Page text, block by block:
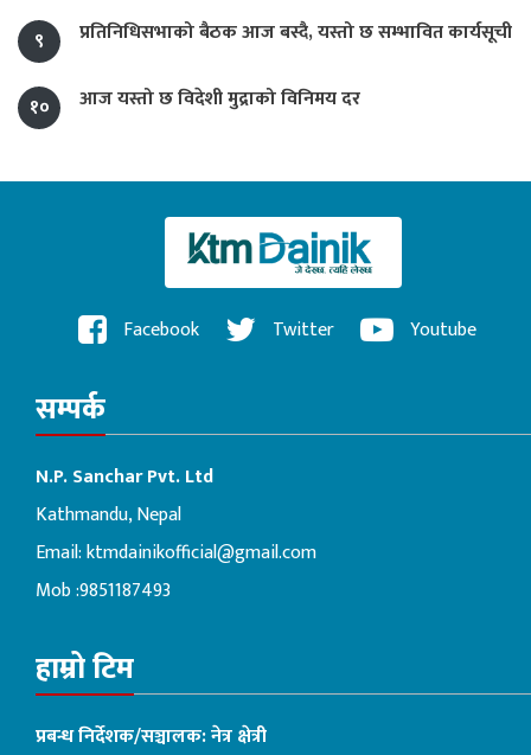
९
प्रतिनिधिसभाको बैठक आज बस्दै, यस्तो छ सम्भावित कार्यसूची
१० आज यस्तो छ विदेशी मुद्राको विनिमय दर
Facebook Twitter Youtube
सम्पर्क
N.P. Sanchar Pvt. Ltd
Kathmandu, Nepal
Email:ktmdainikofficial@gmail.com
Mob :9851187493
हाम्रो टिम
प्रबन्ध निर्देशक/सञ्चालक: नेत्र क्षेत्री